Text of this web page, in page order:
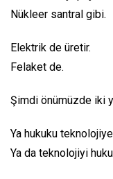
Nükleer santral gibi.
Elektrik de üretir.
Felaket de.
Şimdi önümüzde iki
Ya hukuku
Ya da teknolojiyi